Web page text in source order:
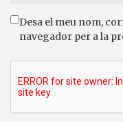
Desa el meu nom,
navegador per a la